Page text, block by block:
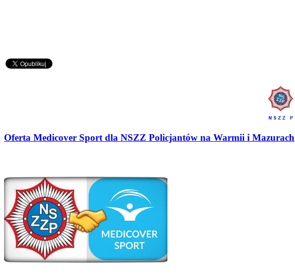
Oferta Medicover Sport dla NSZZ Policjantów na Warmii i Mazurach